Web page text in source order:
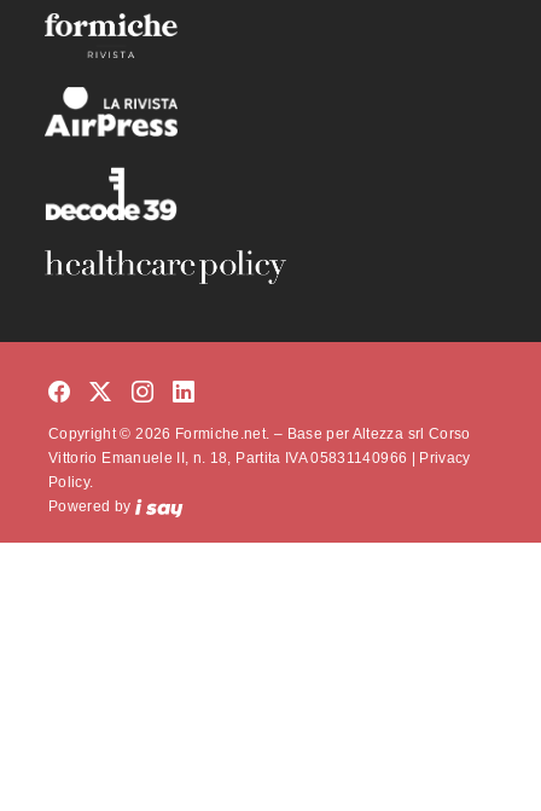
Copyright © 2026 Formiche.net. – Base per Altezza srl Corso
Vittorio Emanuele II, n. 18, Partita IVA 05831140966 |
Privacy
Policy.
Powered by